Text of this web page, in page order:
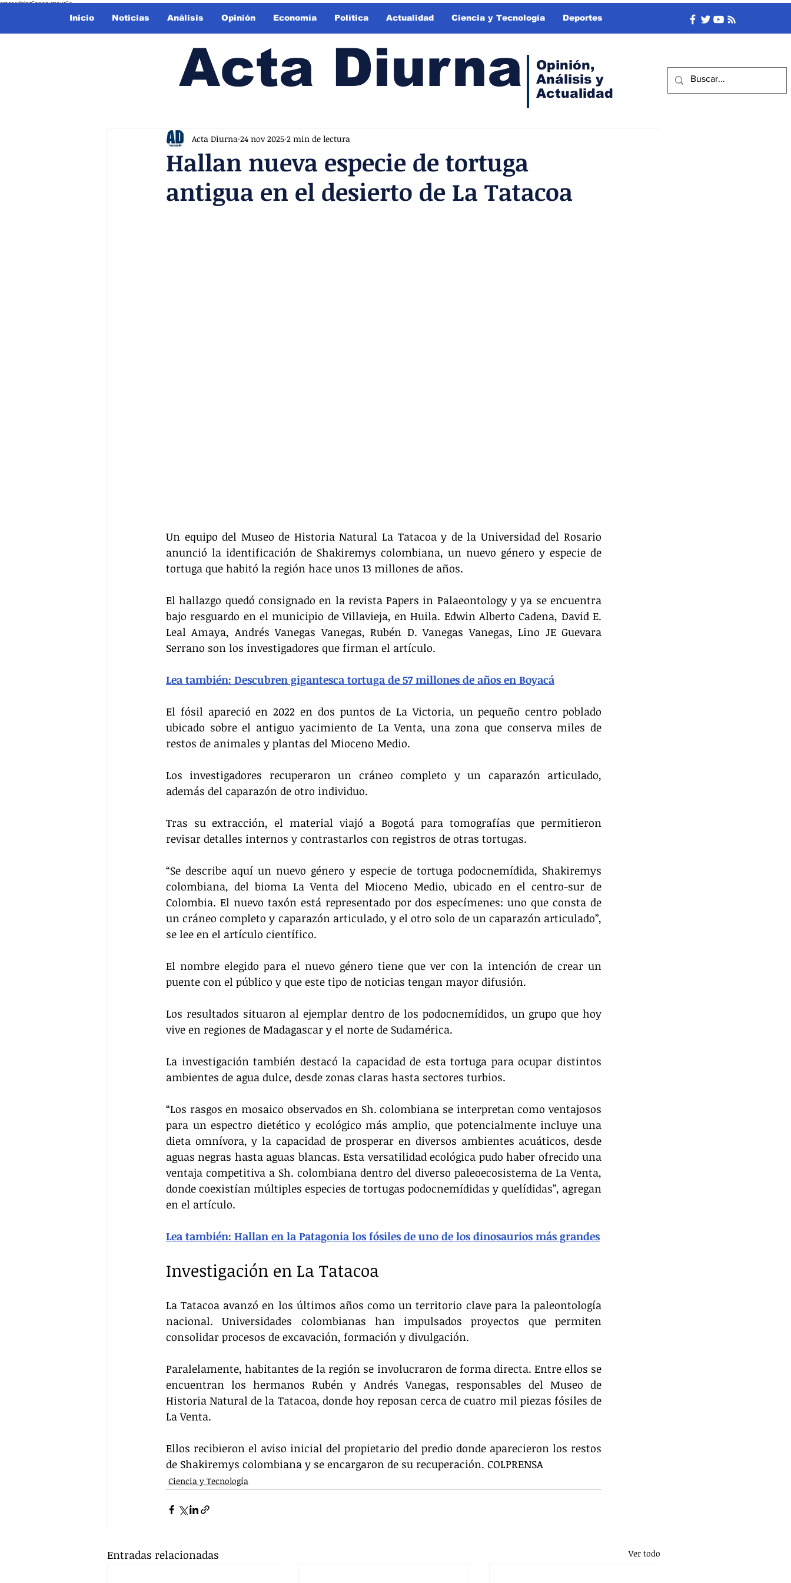
crossorigin="anonymous">
Inicio Noticias Análisis Opinión Economía Política Actualidad Ciencia y Tecnología Deportes
Acta Diurna
Opinión,
Análisis y
Actualidad
Hallan nueva especie de tortuga
antigua en el desierto de La Tatacoa
Acta Diurna 24 nov 2025 2 min de lectura
Un equipo del Museo de Historia Natural La Tatacoa y de la Universidad del Rosario
anunció la identificación de Shakiremys colombiana, un nuevo género y especie de
tortuga que habitó la región hace unos 13 millones de años.
El hallazgo quedó consignado en la revista Papers in Palaeontology y ya se encuentra
bajo resguardo en el municipio de Villavieja, en Huila. Edwin Alberto Cadena, David E.
Leal Amaya, Andrés Vanegas Vanegas, Rubén D. Vanegas Vanegas, Lino JE Guevara
Serrano son los investigadores que firman el artículo.
Lea también: Descubren gigantesca tortuga de 57 millones de años en Boyacá
El fósil apareció en 2022 en dos puntos de La Victoria, un pequeño centro poblado
ubicado sobre el antiguo yacimiento de La Venta, una zona que conserva miles de
restos de animales y plantas del Mioceno Medio.
Los investigadores recuperaron un cráneo completo y un caparazón articulado,
además del caparazón de otro individuo.
Tras su extracción, el material viajó a Bogotá para tomografías que permitieron
revisar detalles internos y contrastarlos con registros de otras tortugas.
“Se describe aquí un nuevo género y especie de tortuga podocnemídida, Shakiremys
colombiana, del bioma La Venta del Mioceno Medio, ubicado en el centro-sur de
Colombia. El nuevo taxón está representado por dos especímenes: uno que consta de
un cráneo completo y caparazón articulado, y el otro solo de un caparazón articulado”,
se lee en el artículo científico.
El nombre elegido para el nuevo género tiene que ver con la intención de crear un
puente con el público y que este tipo de noticias tengan mayor difusión.
Los resultados situaron al ejemplar dentro de los podocnemídidos, un grupo que hoy
vive en regiones de Madagascar y el norte de Sudamérica.
La investigación también destacó la capacidad de esta tortuga para ocupar distintos
ambientes de agua dulce, desde zonas claras hasta sectores turbios.
“Los rasgos en mosaico observados en Sh. colombiana se interpretan como ventajosos
para un espectro dietético y ecológico más amplio, que potencialmente incluye una
dieta omnívora, y la capacidad de prosperar en diversos ambientes acuáticos, desde
aguas negras hasta aguas blancas. Esta versatilidad ecológica pudo haber ofrecido una
ventaja competitiva a Sh. colombiana dentro del diverso paleoecosistema de La Venta,
donde coexistían múltiples especies de tortugas podocnemídidas y quelídidas”, agregan
en el artículo.
Lea también: Hallan en la Patagonia los fósiles de uno de los dinosaurios más grandes
Investigación en La Tatacoa
La Tatacoa avanzó en los últimos años como un territorio clave para la paleontología
nacional. Universidades colombianas han impulsados proyectos que permiten
consolidar procesos de excavación, formación y divulgación.
Paralelamente, habitantes de la región se involucraron de forma directa. Entre ellos se
encuentran los hermanos Rubén y Andrés Vanegas, responsables del Museo de
Historia Natural de la Tatacoa, donde hoy reposan cerca de cuatro mil piezas fósiles de
La Venta.
Ellos recibieron el aviso inicial del propietario del predio donde aparecieron los restos
de Shakiremys colombiana y se encargaron de su recuperación. COLPRENSA
Ciencia y Tecnología
Entradas relacionadas Ver todo